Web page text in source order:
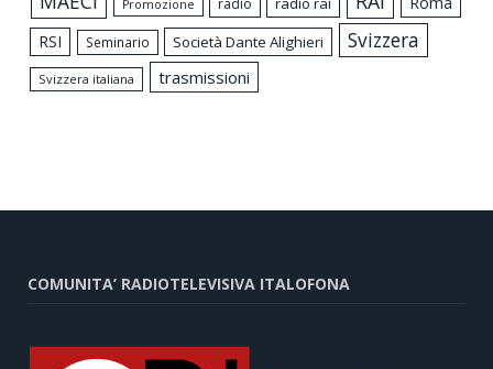
Promozione
RSI
Seminario Società Dante Alighieri Svizzera
Svizzera italiana trasmissioni
COMUNITA’ RADIOTELEVISIVA ITALOFONA